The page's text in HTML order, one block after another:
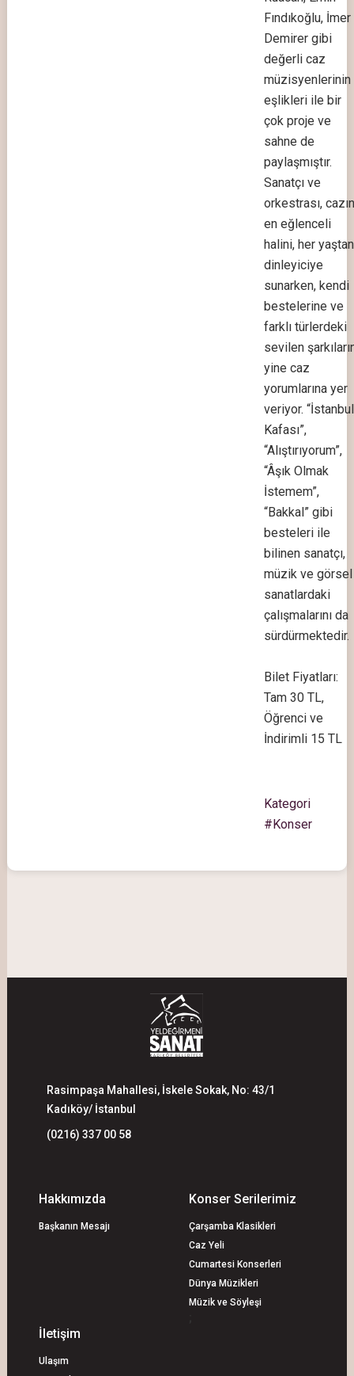
Fındıkoğlu, İmer
Demirer gibi
değerli caz
müzisyenlerinin
eşlikleri ile bir
çok proje ve
sahne de
paylaşmıştır.
Sanatçı ve
orkestrası, cazın
en eğlenceli
halini, her yaştan
dinleyiciye
sunarken, kendi
bestelerine ve
farklı türlerdeki
sevilen
yine caz
yorumlarına yer
veriyor. “İstanbul
Kafası”,
“Alıştırıyorum”,
“Âşık Olmak
İstemem”,
“Bakkal” gibi
besteleri ile
bilinen sanatçı,
müzik ve görsel
sanatlardaki
çalışmalarını da
sürdürmektedir.
Bilet Fiyatları:
Tam 30 TL,
Öğrenci ve
İndirimli 15 TL
Kategori
#Konser
Rasimpaşa Mahallesi, İskele Sokak, No: 43/1
Kadıköy/ İstanbul
(0216) 337 00 58
Hakkımızda
Başkanın Mesajı
Konser Serilerimiz
Çarşamba Klasikleri
Caz Yeli
Cumartesi Konserleri
Dünya Müzikleri
Müzik ve Söyleşi
İletişim
Ulaşım